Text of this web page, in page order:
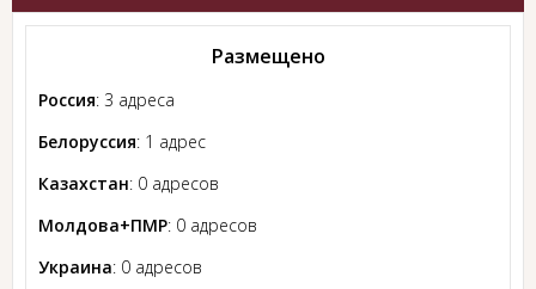
Размещено
Россия: 3 адреса
Белоруссия: 1 адрес
Казахстан: 0 адресов
Молдова+ПМР: 0 адресов
Украина: 0 адресов